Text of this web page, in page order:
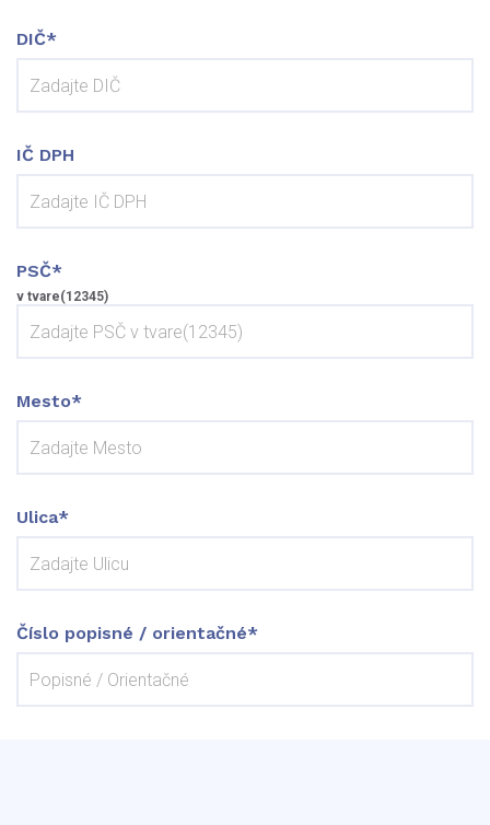
DIČ*
IČ DPH
PSČ*
v tvare(12345)
Mesto*
Ulica*
Číslo popisné / orientačné*